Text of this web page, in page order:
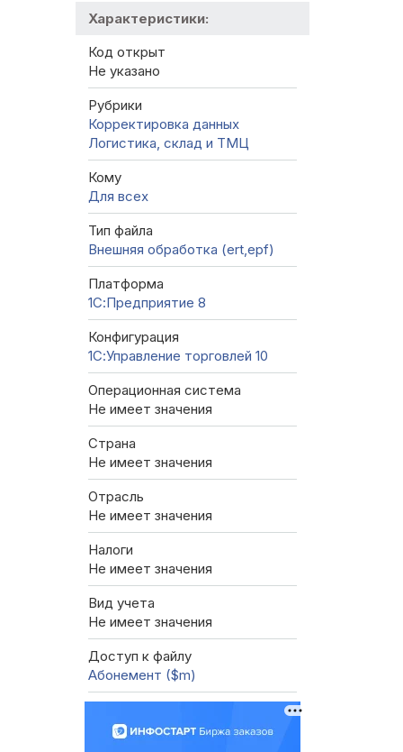
Характеристики:
Код открыт
Не указано
Рубрики
Корректировка данных
Логистика, склад и ТМЦ
Кому
Для всех
Тип файла
Внешняя обработка (ert,epf)
Платформа
1С:Предприятие 8
Конфигурация
1С:Управление торговлей 10
Операционная система
Не имеет значения
Страна
Не имеет значения
Отрасль
Не имеет значения
Налоги
Не имеет значения
Вид учета
Не имеет значения
Доступ к файлу
Абонемент ($m)